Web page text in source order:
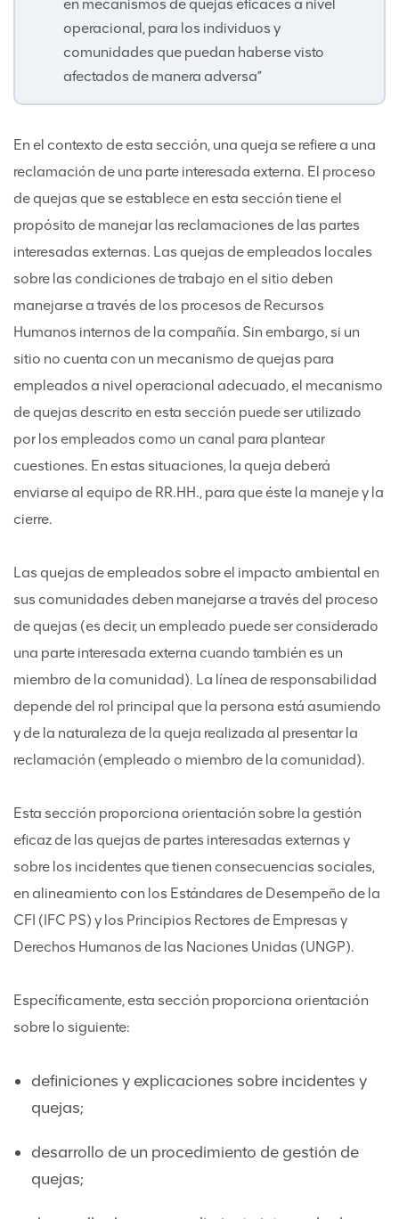
en mecanismos de quejas eficaces a nivel
operacional, para los individuos y
comunidades que puedan haberse visto
afectados de manera adversa”
En el contexto de esta sección, una queja se refiere a una
reclamación de una parte interesada externa. El proceso
de quejas que se establece en esta sección tiene el
propósito de manejar las reclamaciones de las partes
interesadas externas. Las quejas de empleados locales
sobre las condiciones de trabajo en el sitio deben
manejarse a través de los procesos de Recursos
Humanos internos de la compañía. Sin embargo, si un
sitio no cuenta con un mecanismo de quejas para
empleados a nivel operacional adecuado, el mecanismo
de quejas descrito en esta sección puede ser utilizado
por los empleados como un canal para plantear
cuestiones. En estas situaciones, la queja deberá
enviarse al equipo de RR.HH., para que éste la maneje y la
cierre.
Las quejas de empleados sobre el impacto ambiental en
sus comunidades deben manejarse a través del proceso
de quejas (es decir, un empleado puede ser considerado
una parte interesada externa cuando también es un
miembro de la comunidad). La línea de responsabilidad
depende del rol principal que la persona está asumiendo
y de la naturaleza de la queja realizada al presentar la
reclamación (empleado o miembro de la comunidad).
Esta sección proporciona orientación sobre la gestión
eficaz de las quejas de partes interesadas externas y
sobre los incidentes que tienen consecuencias sociales,
en alineamiento con los Estándares de Desempeño de la
CFI (IFC PS) y los Principios Rectores de Empresas y
Derechos Humanos de las Naciones Unidas (UNGP).
Específicamente, esta sección proporciona orientación
sobre lo siguiente:
definiciones y explicaciones sobre incidentes y
quejas;
desarrollo de un procedimiento de gestión de
quejas;